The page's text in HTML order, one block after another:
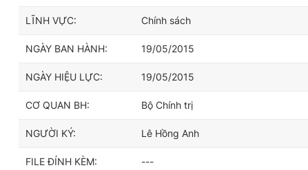
LĨNH VỰC: Chính sách
NGÀY BAN HÀNH: 19/05/2015
NGÀY HIỆU LỰC: 19/05/2015
CƠ QUAN BH: Bộ Chính trị
NGƯỜI KÝ: Lê Hồng Anh
FILE ĐÍNH KÈM: ---